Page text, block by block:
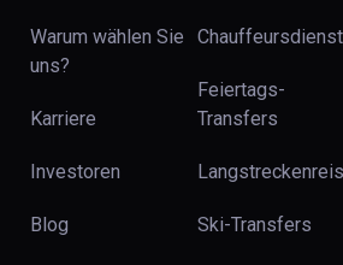
Warum wählen Sie
uns?
Karriere
Investoren
Blog
Feiertags-
Transfers
Ski-Transfers